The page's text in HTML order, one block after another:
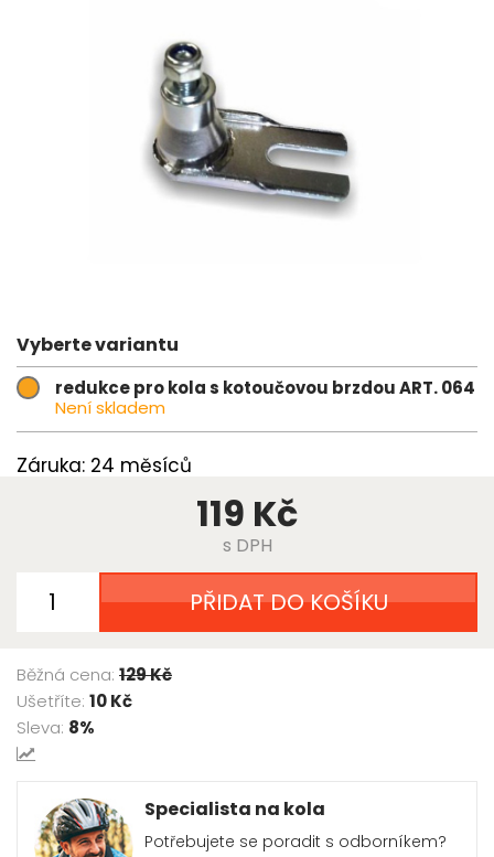
Vyberte variantu
redukce pro kola s kotoučovou brzdou ART. 064
Není skladem
Záruka: 24 měsíců
119 Kč
s DPH
PŘIDAT DO KOŠÍKU
Běžná cena: 129 Kč
Ušetříte: 10 Kč
Sleva: 8%
Specialista na kola
Potřebujete se poradit s odborníkem?